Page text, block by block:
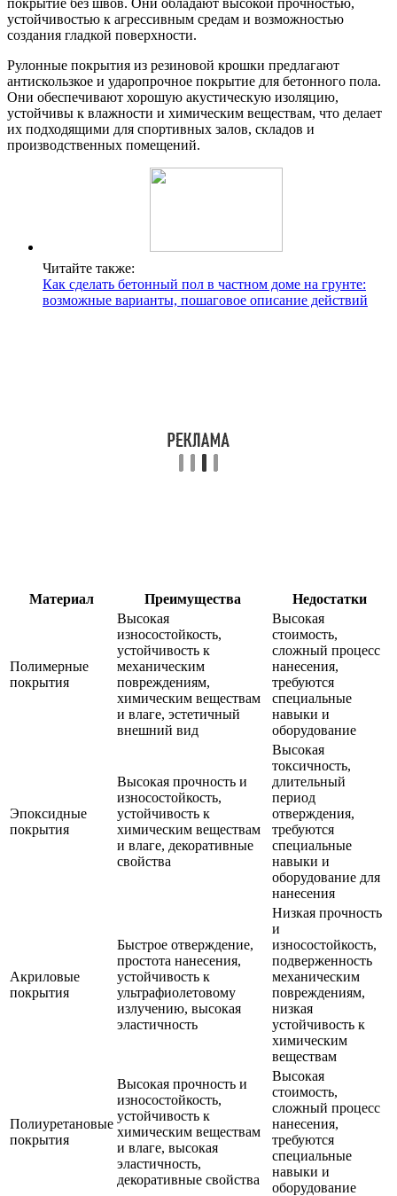
устойчивостью к агрессивным средам и возможностью
создания гладкой поверхности.
Рулонные покрытия из резиновой крошки предлагают
антискользкое и ударопрочное покрытие для бетонного пола.
Они обеспечивают хорошую акустическую изоляцию,
устойчивы к влажности и химическим веществам, что делает
их подходящими для спортивных залов, складов и
производственных помещений.
Читайте также:
Как сделать бетонный пол в частном доме на грунте:
возможные варианты, пошаговое описание действий
Материал Преимущества Недостатки
Полимерные
покрытия
Высокая
износостойкость,
устойчивость к
механическим
повреждениям,
химическим веществам
и влаге, эстетичный
внешний вид
Высокая
стоимость,
сложный процесс
нанесения,
требуются
специальные
навыки и
оборудование
Эпоксидные
покрытия
Высокая прочность и
износостойкость,
устойчивость к
химическим веществам
и влаге, декоративные
свойства
Высокая
токсичность,
длительный
период
отверждения,
требуются
специальные
навыки и
оборудование для
нанесения
Акриловые
покрытия
Быстрое отверждение,
простота нанесения,
устойчивость к
ультрафиолетовому
излучению, высокая
эластичность
Низкая прочность
и
износостойкость,
подверженность
механическим
повреждениям,
низкая
устойчивость к
химическим
веществам
Полиуретановые
покрытия
Высокая прочность и
износостойкость,
устойчивость к
химическим веществам
и влаге, высокая
эластичность,
декоративные свойства
Высокая
стоимость,
сложный процесс
нанесения,
требуются
специальные
навыки и
оборудование